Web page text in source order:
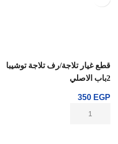
قطع غيار تلاجة/رف تلاجة توشيبا
2باب الاصلي
350 EGP